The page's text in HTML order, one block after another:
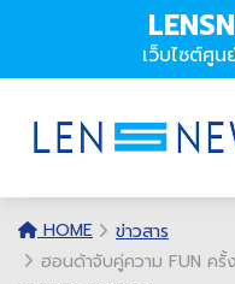
เว็บไซต์ศู
HOME
ข่าวสาร
ฮอนด้าจับคู่ความ FUN ครั้